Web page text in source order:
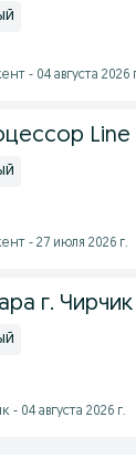
- 04 августа 2026
Line
- 27 июля 2026 г.
г. Чирчик
- 04 августа 2026 г.